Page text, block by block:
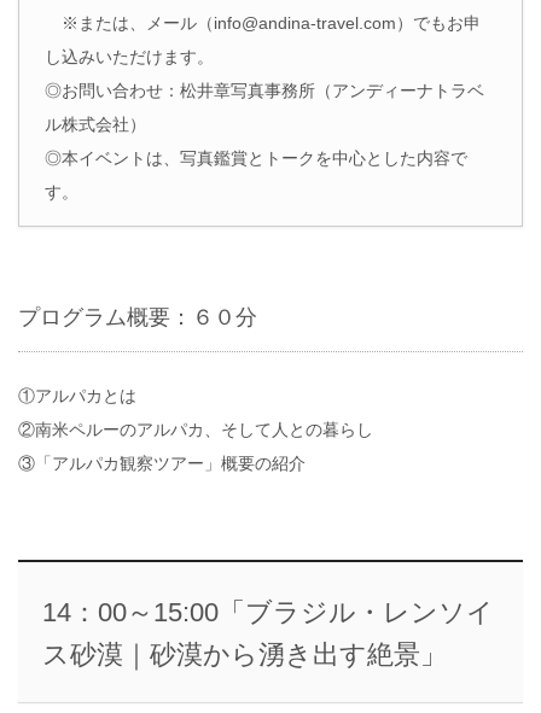
※または、メール（info@andina-travel.com）でもお申
し込みいただけます。
◎お問い合わせ：松井章写真事務所（アンディーナトラベ
ル株式会社）
◎本イベントは、写真鑑賞とトークを中心とした内容で
す。
プログラム概要：６０分
①アルパカとは
②南米ペルーのアルパカ、そして人との暮らし
③「アルパカ観察ツアー」概要の紹介
14：00～15:00「ブラジル・レンソイ
ス砂漠｜砂漠から湧き出す絶景」